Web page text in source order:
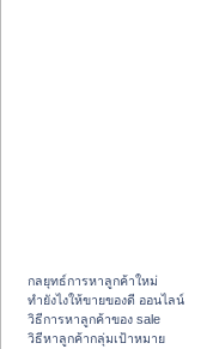
กลยุทธ์การหาลูกค้าใหม่
ทํายังไงให้ขายของดี ออนไลน์
วิธีการหาลูกค้าของ sale
วิธีหาลูกค้ากลุ่มเป้าหมาย